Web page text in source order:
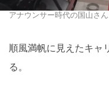
アナウンサー時代の国山さ
順風満帆に見えたキャ
る。